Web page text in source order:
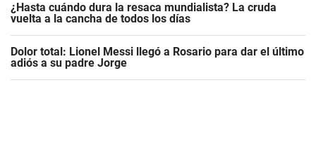
¿Hasta cuándo dura la resaca mundialista? La cruda
vuelta a la cancha de todos los días
Dolor total: Lionel Messi llegó a Rosario para dar el último
adiós a su padre Jorge